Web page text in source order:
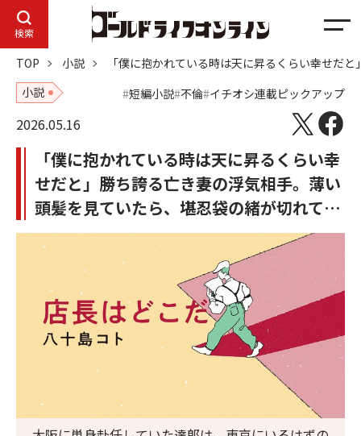
検索
メ
ニ
ュ
ー
TOP 小説
「僕に抱かれている時は天に昇るくらい幸せだ
小説
短編小説 不倫 イチオシ連載ピックアップ
2026.05.16
「僕に抱かれている時は天に昇るくらい幸
せだと」勝ち誇る亡き妻の浮気相手。薄い
頭髪を見ていたら、堪忍袋の緒が切れて…